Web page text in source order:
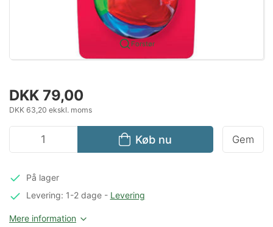
Forstør
DKK 79,00
DKK 63,20 ekskl. moms
Køb nu Gem
På lager
Levering: 1-2 dage- Levering
Mere information